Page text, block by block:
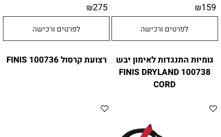
₪159
לפרטים ורכישה
₪275
לפרטים ורכישה
גומיות התנגדות לאימון יבש
100738 FINIS DRYLAND
CORD
רצועת קרסול 100736 FINIS